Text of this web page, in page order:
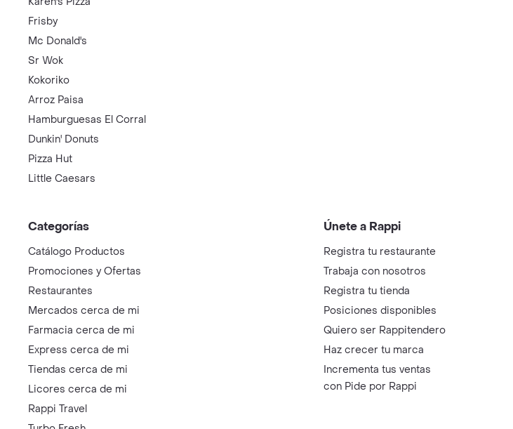
Frisby
Mc Donald's
Sr Wok
Kokoriko
Arroz Paisa
Hamburguesas El Corral
Dunkin' Donuts
Pizza Hut
Little Caesars
Categorías
Catálogo Productos
Promociones y Ofertas
Restaurantes
Mercados cerca de mi
Farmacia cerca de mi
Express cerca de mi
Tiendas cerca de mi
Licores cerca de mi
Rappi Travel
Únete a Rappi
Registra tu restaurante
Trabaja con nosotros
Registra tu tienda
Posiciones disponibles
Quiero ser Rappitendero
Haz crecer tu marca
Incrementa tus ventas
con Pide por Rappi